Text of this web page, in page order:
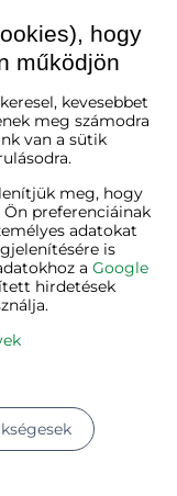
fenntartva
irányelvek
hogy
működjön
kevesebbet
meg számodra
van a sütik
meg, hogy
preferenciáinak
adatokat
is
a Google
hirdetések